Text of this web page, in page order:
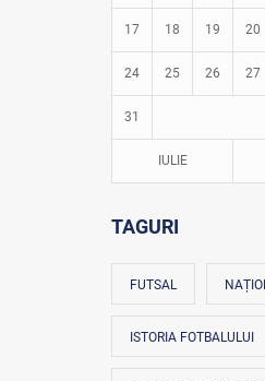
17 18 19 20
24 25 26 27
31
IULIE
TAGURI
FUTSAL
ISTORIA FOTBALULUI